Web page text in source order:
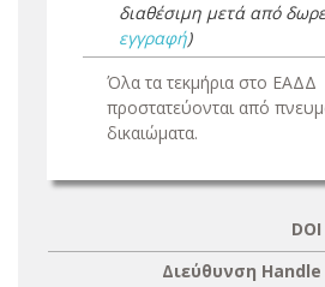
διαθέσιμη μετά από
εγγραφή)
Όλα τα τεκμήρια στο ΕΑΔΔ
προστατεύονται από
δικαιώματα.
DOI
Διεύθυνση Handle